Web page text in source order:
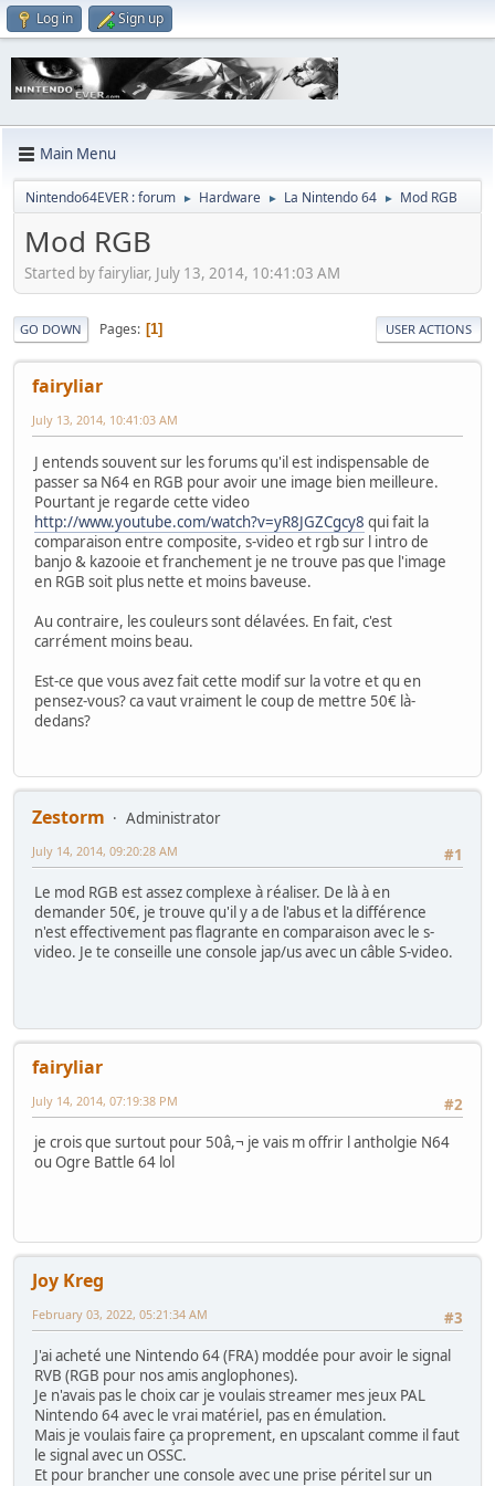
Log in Sign up
Main Menu
Nintendo64EVER : forum ► Hardware ► La Nintendo 64 ► Mod RGB
Mod RGB
Started by fairyliar, July 13, 2014, 10:41:03 AM
GO DOWN Pages 1 USER ACTIONS
fairyliar
July 13, 2014, 10:41:03 AM
J entends souvent sur les forums qu'il est indispensable de
passer sa N64 en RGB pour avoir une image bien meilleure.
Pourtant je regarde cette video
http://www.youtube.com/watch?v=yR8JGZCgcy8 qui fait la
comparaison entre composite, s-video et rgb sur l intro de
banjo & kazooie et franchement je ne trouve pas que l'image
en RGB soit plus nette et moins baveuse.
Au contraire, les couleurs sont délavées. En fait, c'est
carrément moins beau.
Est-ce que vous avez fait cette modif sur la votre et qu en
pensez-vous? ca vaut vraiment le coup de mettre 50€ là-
dedans?
Zestorm
Administrator
#1
July 14, 2014, 09:20:28 AM
Le mod RGB est assez complexe à réaliser. De là à en
demander 50€, je trouve qu'il y a de l'abus et la différence
n'est effectivement pas flagrante en comparaison avec le s-
video. Je te conseille une console jap/us avec un câble S-video.
fairyliar
#2
July 14, 2014, 07:19:38 PM
je crois que surtout pour 50â,¬ je vais m offrir l antholgie N64
ou Ogre Battle 64 lol
Joy Kreg
#3
February 03, 2022, 05:21:34 AM
J'ai acheté une Nintendo 64 (FRA) moddée pour avoir le signal
RVB (RGB pour nos amis anglophones).
Je n'avais pas le choix car je voulais streamer mes jeux PAL
Nintendo 64 avec le vrai matériel, pas en émulation.
Mais je voulais faire ça proprement, en upscalant comme il faut
le signal avec un OSSC.
Et pour brancher une console avec une prise péritel sur un